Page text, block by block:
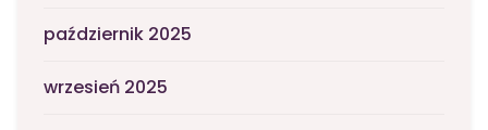
październik 2025
wrzesień 2025